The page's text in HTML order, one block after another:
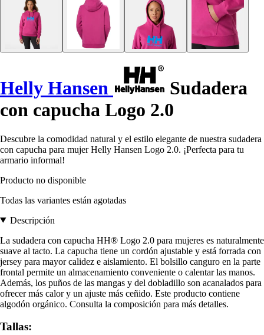
Helly Hansen
Sudadera
con capucha Logo 2.0
Descubre la comodidad natural y el estilo elegante de nuestra sudadera
con capucha para mujer Helly Hansen Logo 2.0. ¡Perfecta para tu
armario informal!
Producto no disponible
Todas las variantes están agotadas
Descripción
La sudadera con capucha HH® Logo 2.0 para mujeres es naturalmente
suave al tacto. La capucha tiene un cordón ajustable y está forrada con
jersey para mayor calidez e aislamiento. El bolsillo canguro en la parte
frontal permite un almacenamiento conveniente o calentar las manos.
Además, los puños de las mangas y del dobladillo son acanalados para
ofrecer más calor y un ajuste más ceñido. Este producto contiene
algodón orgánico. Consulta la composición para más detalles.
Tallas: